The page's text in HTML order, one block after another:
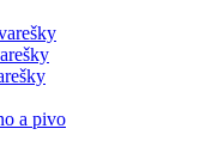
a pivo